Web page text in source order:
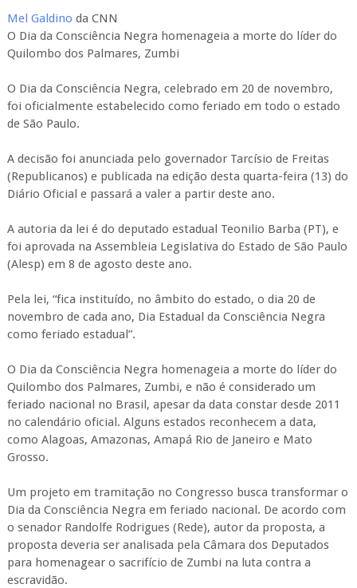
Mel Galdino da CNN
O Dia da Consciência Negra homenageia a morte do líder do
Quilombo dos Palmares, Zumbi
O Dia da Consciência Negra, celebrado em 20 de novembro,
foi oficialmente estabelecido como feriado em todo o estado
de São Paulo.
A decisão foi anunciada pelo governador Tarcísio de Freitas
(Republicanos) e publicada na edição desta quarta-feira (13) do
Diário Oficial e passará a valer a partir deste ano.
A autoria da lei é do deputado estadual Teonilio Barba (PT), e
foi aprovada na Assembleia Legislativa do Estado de São Paulo
(Alesp) em 8 de agosto deste ano.
Pela lei, “fica instituído, no âmbito do estado, o dia 20 de
novembro de cada ano, Dia Estadual da Consciência Negra
como feriado estadual”.
O Dia da Consciência Negra homenageia a morte do líder do
Quilombo dos Palmares, Zumbi, e não é considerado um
feriado nacional no Brasil, apesar da data constar desde 2011
no calendário oficial. Alguns estados reconhecem a data,
como Alagoas, Amazonas, Amapá Rio de Janeiro e Mato
Grosso.
Um projeto em tramitação no Congresso busca transformar o
Dia da Consciência Negra em feriado nacional. De acordo com
o senador Randolfe Rodrigues (Rede), autor da proposta, a
proposta deveria ser analisada pela Câmara dos Deputados
para homenagear o sacrifício de Zumbi na luta contra a
escravidão.